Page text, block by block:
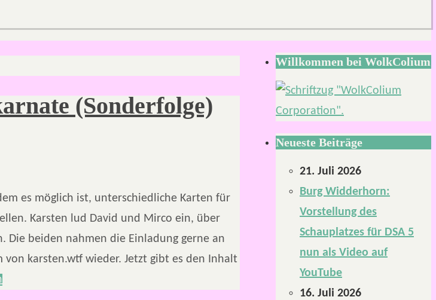
(Sonderfolge)
es möglich ist, unterschiedliche Karten für
Karsten lud David und Mirco ein, über
Die beiden nahmen die Einladung gerne an
karsten.wtf wieder. Jetzt gibt es den Inhalt
Willkommen bei WolkColium
Neueste Beiträge
21. Juli 2026
Burg Widderhorn:
Vorstellung des
Schauplatzes für DSA 5
nun als Video auf
YouTube
16. Juli 2026